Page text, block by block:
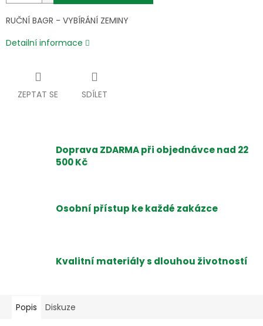
RUČNÍ BAGR - VYBÍRÁNÍ ZEMINY
Detailní informace
ZEPTAT SE SDÍLET
Doprava ZDARMA při objednávce nad 22
500 Kč
Osobní přístup ke každé zakázce
Kvalitní materiály s dlouhou životností
Popis Diskuze